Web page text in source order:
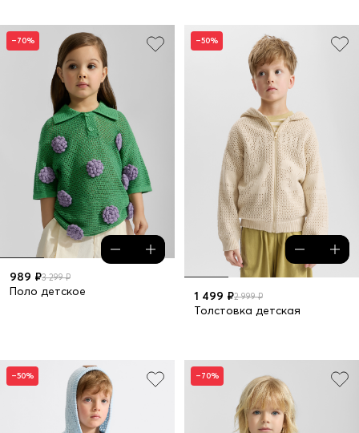
–70%
989 ₽3 299 ₽
Поло детское
–50%
1 499 ₽2 999 ₽
Толстовка детская
–50% –70%